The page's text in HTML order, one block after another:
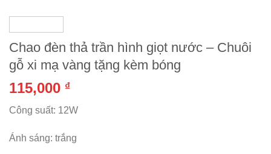
Chao đèn thả trần hình giọt nước – Chuôi
gỗ xi mạ vàng tặng kèm bóng
115,000 ₫
Công suất: 12W
Ánh sáng: trắng